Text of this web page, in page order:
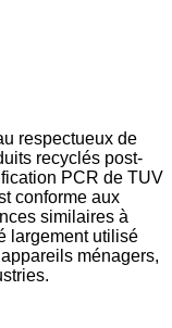
respectueux de
recyclés post-
PCR de TUV
conforme aux
similaires à
largement utilisé
ménagers,